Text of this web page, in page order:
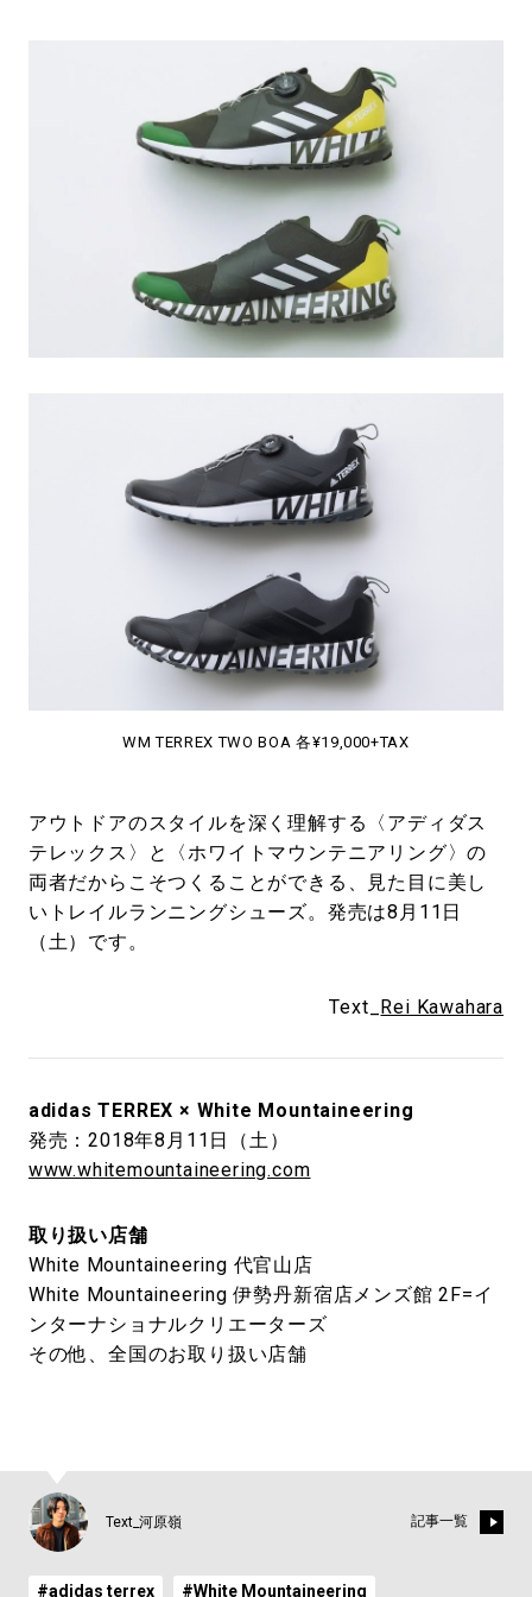
WM TERREX TWO BOA 各¥19,000+TAX
アウトドアのスタイルを深く理解する〈アディダス
テレックス〉と〈ホワイトマウンテニアリング〉の
両者だからこそつくることができる、見た目に美し
いトレイルランニングシューズ。発売は8月11日
（土）です。
Text_ Rei Kawahara
adidas TERREX × White Mountaineering
発売：2018年8月11日（土）
www.whitemountaineering.com
取り扱い店舗
White Mountaineering 代官山店
White Mountaineering 伊勢丹新宿店メンズ館 2F=イ
ンターナショナルクリエーターズ
その他、全国のお取り扱い店舗
Text_河原嶺 記事一覧
#adidas terrex #White Mountaineering